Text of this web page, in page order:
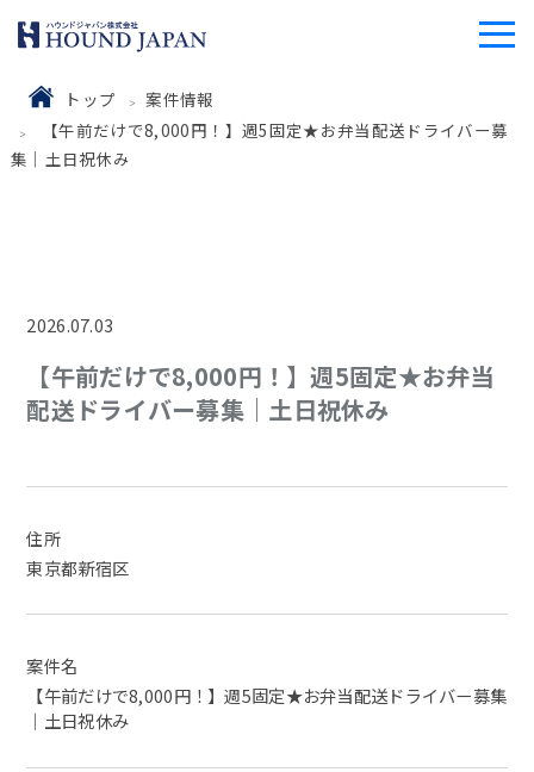
トップ
案件情報
【午前だけで8,000円！】週5固定★お弁当配送ドライバー募
集｜土日祝休み
2026.07.03
【午前だけで8,000円！】週5固定★お弁当
配送ドライバー募集｜土日祝休み
住所
東京都新宿区
案件名
【午前だけで8,000円！】週5固定★お弁当配送ドライバー募集
｜土日祝休み